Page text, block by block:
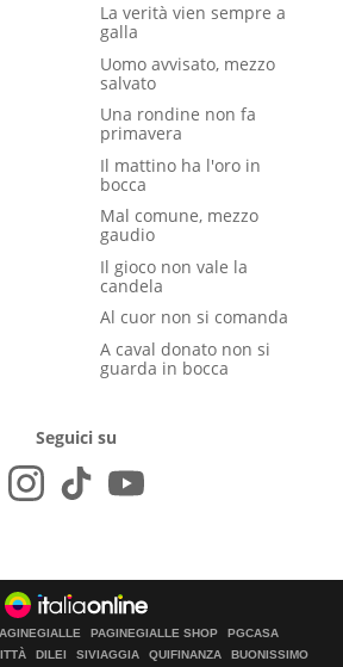
La verità vien sempre a
galla
Uomo avvisato, mezzo
salvato
Una rondine non fa
primavera
Il mattino ha l'oro in
bocca
Mal comune, mezzo
gaudio
Il gioco non vale la
candela
Al cuor non si comanda
A caval donato non si
guarda in bocca
Seguici su
PAGINEGIALLE SHOP
PGCASA
DILEI SIVIAGGIA QUIFINANZA BUONISSIMO